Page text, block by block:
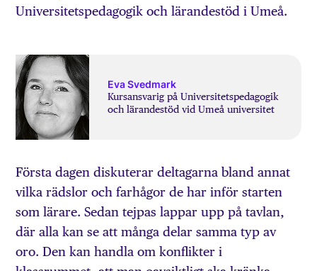
Universitetspedagogik och lärandestöd i Umeå.
Eva Svedmark
Kursansvarig på Universitetspedagogik
och lärandestöd vid Umeå universitet
Första dagen diskuterar deltagarna bland annat
vilka rädslor och farhågor de har inför starten
som lärare. Sedan tejpas lappar upp på tavlan,
där alla kan se att många delar samma typ av
oro. Den kan handla om konflikter i